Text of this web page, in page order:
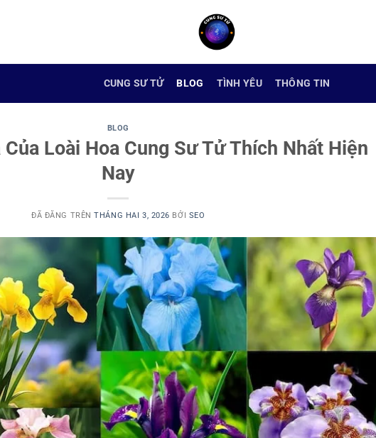
CUNG SƯ TỬ BLOG TÌNH YÊU THÔNG TIN
BLOG
Loài Hoa Cung Sư Tử Thích Nhất Hiện
Nay
ĐÃ ĐĂNG TRÊNTHÁNG HAI 3, 2026 BỞI SEO